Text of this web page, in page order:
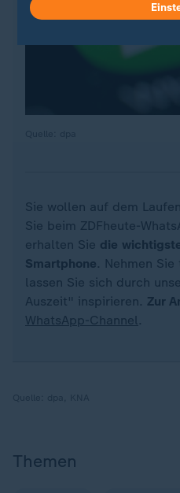
Sie wollen auf dem
Sie beim ZDFheute-
erhalten Sie die
Smartphone. Nehmen
lassen Sie sich durch
Auszeit" inspirieren. Zur
WhatsApp-Channel.
Themen